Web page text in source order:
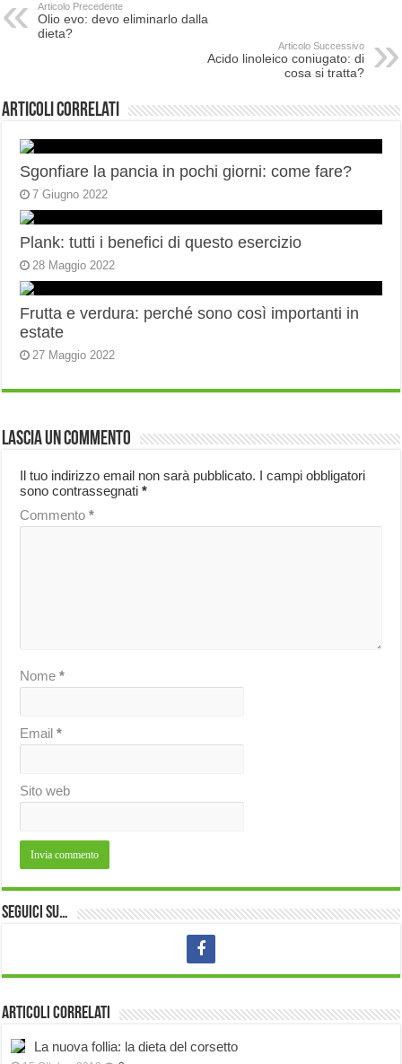
Articolo Precedente
Olio evo: devo eliminarlo dalla
dieta?
Articolo Successivo
Acido linoleico coniugato: di
cosa si tratta?
Articoli correlati
Sgonfiare la pancia in pochi giorni: come fare?
7 Giugno 2022
Plank: tutti i benefici di questo esercizio
28 Maggio 2022
Frutta e verdura: perché sono così importanti in
estate
27 Maggio 2022
Lascia un commento
Il tuo indirizzo email non sarà pubblicato. I campi obbligatori
sono contrassegnati*
Commento*
Nome*
Email*
Sito web
Seguici su…
Articoli correlati
La nuova follia: la dieta del corsetto